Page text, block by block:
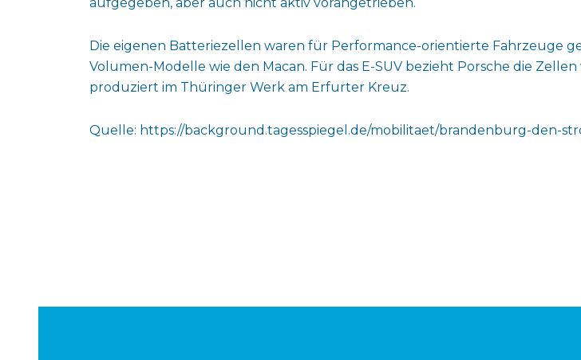
Die eigenen Batteriezellen waren für Performance-orientierte Fahrzeuge
Volumen-Modelle wie den Macan. Für das E-SUV bezieht Porsche die Zellen
produziert im Thüringer Werk am Erfurter Kreuz.
Quelle: https://background.tagesspiegel.de/mobilitaet/brandenburg-den-